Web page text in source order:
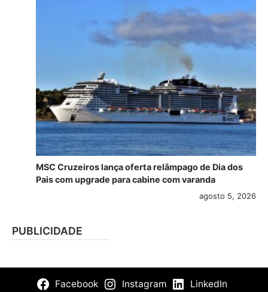
MSC Cruzeiros lança oferta relâmpago de Dia dos
Pais com upgrade para cabine com varanda
agosto 5, 2026
PUBLICIDADE
Facebook Instagram
LinkedIn